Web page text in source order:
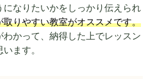
になりたいかをしっかり伝えられ
取りやすい教室がオススメです。
わかって、納得した上でレッスン
ます。